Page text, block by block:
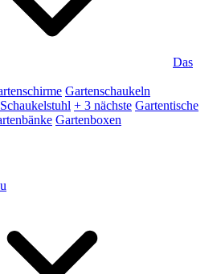
Das
Gartenschaukeln
Schaukelstuhl + 3 nächste Gartentische
Gartenboxen